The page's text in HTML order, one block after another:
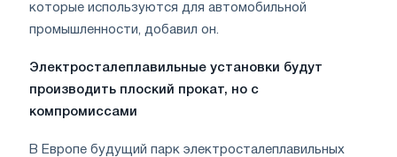
которые используются для автомобильной
промышленности, добавил он.
Электросталеплавильные установки будут
производить плоский прокат, но с
компромиссами
В Европе будущий парк электросталеплавильных